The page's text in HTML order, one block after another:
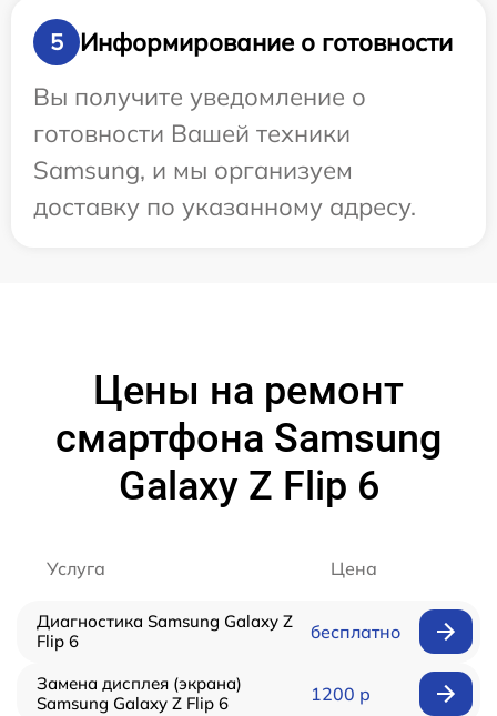
5
Информирование о готовности
Вы получите уведомление о
готовности Вашей техники
Samsung, и мы организуем
доставку по указанному адресу.
Цены на ремонт
смартфона Samsung
Galaxy Z Flip 6
Услуга Цена
Диагностика Samsung Galaxy Z
Flip 6
бесплатно
Замена дисплея (экрана)
Samsung Galaxy Z Flip 6
1200 р